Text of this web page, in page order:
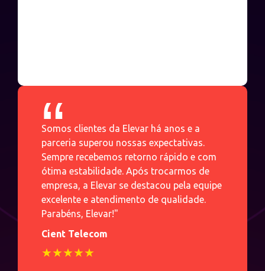
★★★★★
“
Somos clientes da Elevar há anos e a
parceria superou nossas expectativas.
Sempre recebemos retorno rápido e com
ótima estabilidade. Após trocarmos de
empresa, a Elevar se destacou pela equipe
excelente e atendimento de qualidade.
Parabéns, Elevar!"
Cient Telecom
★★★★★
“
Escolhemos a Elevar pela sua reputação e,
desde então, não poderíamos estar mais
satisfeitos. O serviço é impecável e a
equipe está sempre pronta para nos
atender com rapidez e eficiência. A
estabilidade da conexão e a qualidade no
atendimento são diferenciais que nos
fazem confiar plenamente na Elevar.